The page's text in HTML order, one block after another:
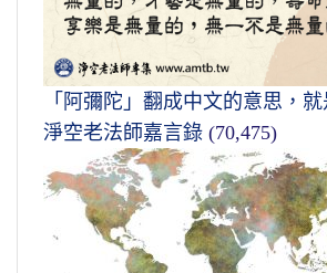
「阿彌陀」翻成中文的意思，就
淨空老法師嘉言錄 (70,475)